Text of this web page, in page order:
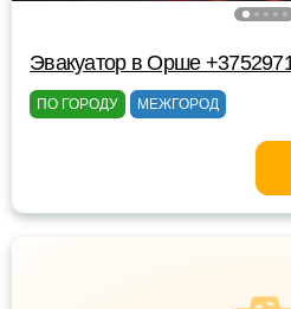
Эвакуатор в Орше
ПО ГОРОДУ МЕЖГОРОД